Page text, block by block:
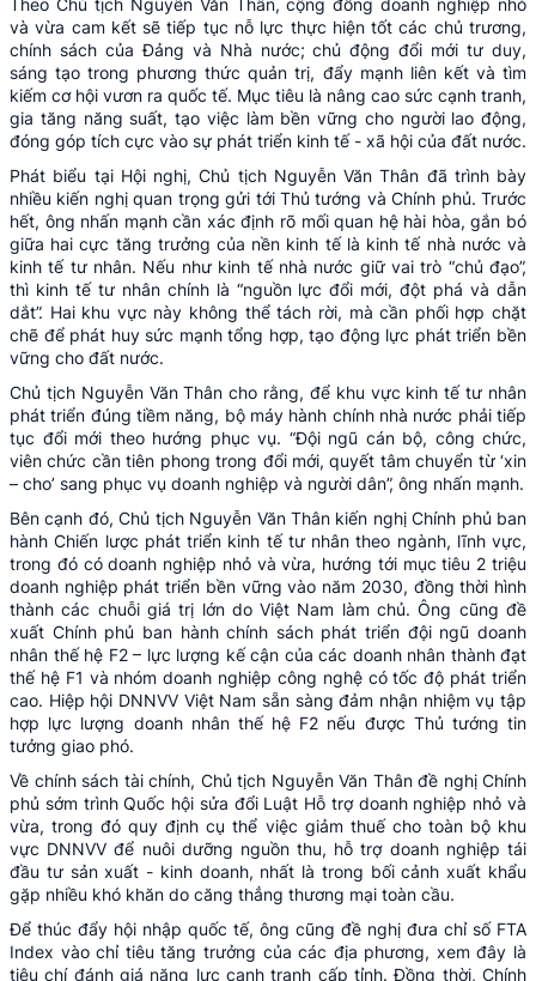
Theo Chủ tịch Nguyễn Văn Thân, cộng đồng doanh nghiệp nhỏ
và vừa cam kết sẽ tiếp tục nỗ lực thực hiện tốt các chủ trương,
chính sách của Đảng và Nhà nước; chủ động đổi mới tư duy,
sáng tạo trong phương thức quản trị, đẩy mạnh liên kết và tìm
kiếm cơ hội vươn ra quốc tế. Mục tiêu là nâng cao sức cạnh tranh,
gia tăng năng suất, tạo việc làm bền vững cho người lao động,
đóng góp tích cực vào sự phát triển kinh tế - xã hội của đất nước.
Phát biểu tại Hội nghị, Chủ tịch Nguyễn Văn Thân đã trình bày
nhiều kiến nghị quan trọng gửi tới Thủ tướng và Chính phủ. Trước
hết, ông nhấn mạnh cần xác định rõ mối quan hệ hài hòa, gắn bó
giữa hai cực tăng trưởng của nền kinh tế là kinh tế nhà nước và
kinh tế tư nhân. Nếu như kinh tế nhà nước giữ vai trò “chủ đạo”,
thì kinh tế tư nhân chính là “nguồn lực đổi mới, đột phá và dẫn
dắt”. Hai khu vực này không thể tách rời, mà cần phối hợp chặt
chẽ để phát huy sức mạnh tổng hợp, tạo động lực phát triển bền
vững cho đất nước.
Chủ tịch Nguyễn Văn Thân cho rằng, để khu vực kinh tế tư nhân
phát triển đúng tiềm năng, bộ máy hành chính nhà nước phải tiếp
tục đổi mới theo hướng phục vụ. “Đội ngũ cán bộ, công chức,
viên chức cần tiên phong trong đổi mới, quyết tâm chuyển từ ‘xin
– cho’ sang phục vụ doanh nghiệp và người dân”, ông nhấn mạnh.
Bên cạnh đó, Chủ tịch Nguyễn Văn Thân kiến nghị Chính phủ ban
hành Chiến lược phát triển kinh tế tư nhân theo ngành, lĩnh vực,
trong đó có doanh nghiệp nhỏ và vừa, hướng tới mục tiêu 2 triệu
doanh nghiệp phát triển bền vững vào năm 2030, đồng thời hình
thành các chuỗi giá trị lớn do Việt Nam làm chủ. Ông cũng đề
xuất Chính phủ ban hành chính sách phát triển đội ngũ doanh
nhân thế hệ F2 – lực lượng kế cận của các doanh nhân thành đạt
thế hệ F1 và nhóm doanh nghiệp công nghệ có tốc độ phát triển
cao. Hiệp hội DNNVV Việt Nam sẵn sàng đảm nhận nhiệm vụ tập
hợp lực lượng doanh nhân thế hệ F2 nếu được Thủ tướng tin
tưởng giao phó.
Về chính sách tài chính, Chủ tịch Nguyễn Văn Thân đề nghị Chính
phủ sớm trình Quốc hội sửa đổi Luật Hỗ trợ doanh nghiệp nhỏ và
vừa, trong đó quy định cụ thể việc giảm thuế cho toàn bộ khu
vực DNNVV để nuôi dưỡng nguồn thu, hỗ trợ doanh nghiệp tái
đầu tư sản xuất - kinh doanh, nhất là trong bối cảnh xuất khẩu
gặp nhiều khó khăn do căng thẳng thương mại toàn cầu.
Để thúc đẩy hội nhập quốc tế, ông cũng đề nghị đưa chỉ số FTA
Index vào chỉ tiêu tăng trưởng của các địa phương, xem đây là
tiêu chí đánh giá năng lực cạnh tranh cấp tỉnh. Đồng thời, Chính